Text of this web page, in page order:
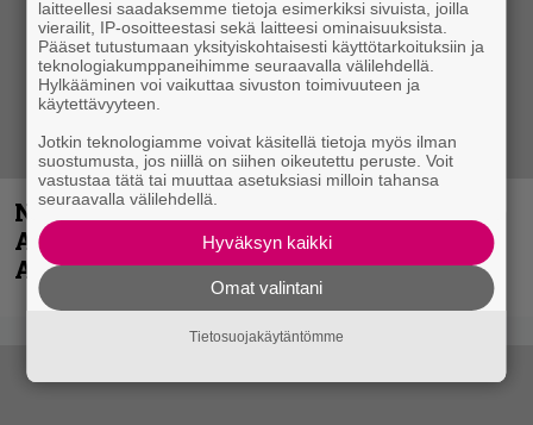
Näin lähtee Ghostin Tobias Forgelta
Accept – menossa mukana myös
Anthrax- ja Korn-miehistöä
laitteellesi saadaksemme tietoja esimerkiksi sivuista, joilla
vierailit, IP-osoitteestasi sekä laitteesi ominaisuuksista.
Pääset tutustumaan yksityiskohtaisesti käyttötarkoituksiin ja
teknologiakumppaneihimme seuraavalla välilehdellä.
Hylkääminen voi vaikuttaa sivuston toimivuuteen ja
käytettävyyteen.
Jotkin teknologiamme voivat käsitellä tietoja myös ilman
suostumusta, jos niillä on siihen oikeutettu peruste. Voit
vastustaa tätä tai muuttaa asetuksiasi milloin tahansa
seuraavalla välilehdellä.
Hyväksyn kaikki
Omat valintani
Tietosuojakäytäntömme